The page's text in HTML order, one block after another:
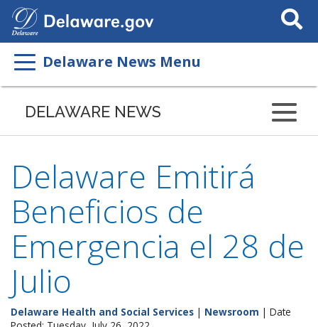
Search
This
Delaware News Menu
DELAWARE NEWS
Delaware Emitirá
Beneficios de
Emergencia el 28 de
Julio
Delaware Health and Social Services | Newsroom | Date